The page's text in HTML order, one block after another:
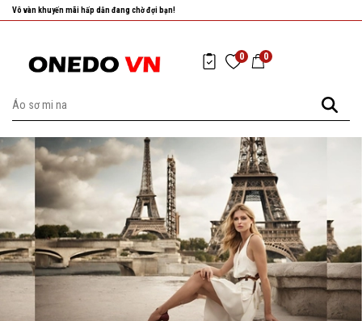
Vô vàn khuyến mãi hấp dẫn đang chờ đợi bạn!
0 0